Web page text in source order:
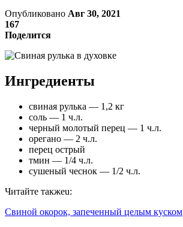
Опубликовано Авг 30, 2021
167
Поделится
Ингредиенты
свиная рулька — 1,2 кг
соль — 1 ч.л.
черный молотый перец — 1 ч.л.
орегано — 2 ч.л.
перец острый
тмин — 1/4 ч.л.
сушеный чеснок — 1/2 ч.л.
Читайте такжеu:
Свиной окорок, запеченный целым куском